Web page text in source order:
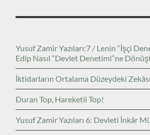
Yusuf Zamir Yazıları:7 / Lenin “İşçi
Edip Nasıl “Devlet Denetimi”ne
İktidarların Ortalama Düzeydeki
Duran Top, Hareketli Top!
Yusuf Zamir Yazıları 6: Devleti İnkâr